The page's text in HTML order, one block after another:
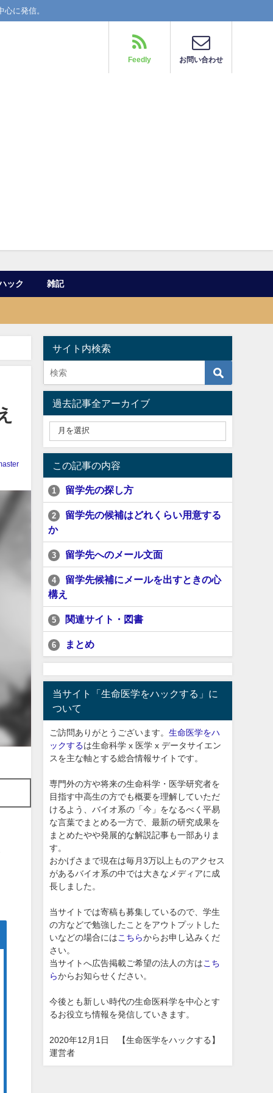
に発信。
Feedly お問い合わせ
ック 雑記
サイト内検索
過去記事全アーカイブ
この記事の内容
1 留学先の探し方
2
留学先の候補はどれくらい用意する
か
3 留学先へのメール文面
4
留学先候補にメールを出すときの心
構え
5 関連サイト・図書
6 まとめ
当サイト「生命医学をハックする」に
ついて
ご訪問ありがとうございます。 生命医学をハ
ックするは生命科学 x 医学 x データサイエン
スを主な軸とする総合情報サイトです。
専門外の方や将来の生命科学・医学研究者を
目指す中高生の方でも概要を理解していただ
けるよう、バイオ系の「今」をなるべく平易
な言葉でまとめる一方で、最新の研究成果を
まとめたやや発展的な解説記事も一部ありま
す。
おかげさまで現在は毎月3万以上ものアクセス
があるバイオ系の中では大きなメディアに成
長しました。
当サイトでは寄稿も募集しているので、学生
の方などで勉強したことをアウトプットした
いなどの場合には こちらからお申し込みくだ
さい。
当サイトへ広告掲載ご希望の法人の方は こち
らからお知らせください。
今後とも新しい時代の生命医科学を中心とす
るお役立ち情報を発信していきます。
2020年12月1日 【生命医学をハックする】
運営者